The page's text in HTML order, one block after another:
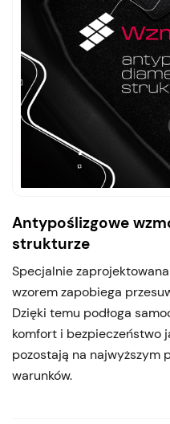
Antypoślizgowe
strukturze
Specjalnie
wzorem zapobiega
Dzięki temu podłoga
komfort i bezpieczeństwo
pozostają na najwyższym
warunków.